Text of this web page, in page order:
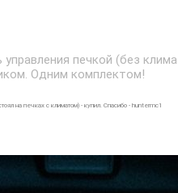
печкой (без
Одним комплектом!
на печках с климатом) - купил. Спасибо - huntermc1